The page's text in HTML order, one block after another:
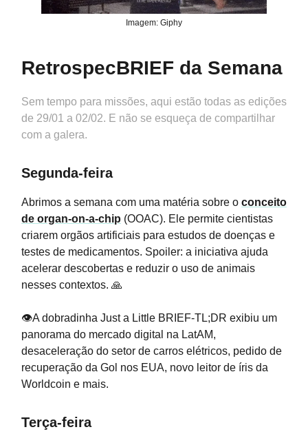
Imagem: Giphy
RetrospecBRIEF da Semana
Sem tempo para missões, aqui estão todas as edições
de 29/01 a 02/02. E não se esqueça de compartilhar
com a galera.
Segunda-feira
Abrimos a semana com uma matéria sobre o conceito
de organ-on-a-chip (OOAC). Ele permite cientistas
criarem orgãos artificiais para estudos de doenças e
testes de medicamentos. Spoiler: a iniciativa ajuda
acelerar descobertas e reduzir o uso de animais
nesses contextos. 🙏
👁️A dobradinha Just a Little BRIEF-TL;DR exibiu um
panorama do mercado digital na LatAM,
desaceleração do setor de carros elétricos, pedido de
recuperação da Gol nos EUA, novo leitor de íris da
Worldcoin e mais.
Terça-feira